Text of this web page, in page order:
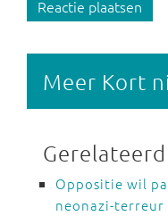
Reactie plaatsen
Meer Kort
Gerelateerd
Oppositie wil
neonazi-terreur